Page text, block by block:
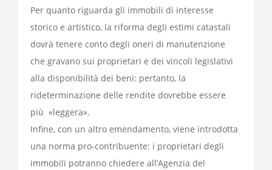
Per quanto riguarda gli immobili di interesse
storico e artistico, la riforma degli estimi catastali
dovrà tenere conto degli oneri di manutenzione
che gravano sui proprietari e dei vincoli legislativi
alla disponibilità dei beni: pertanto, la
rideterminazione delle rendite dovrebbe essere
più «leggera».
Infine, con un altro emendamento, viene introdotta
una norma pro-contribuente: i proprietari degli
immobili potranno chiedere all’Agenzia del